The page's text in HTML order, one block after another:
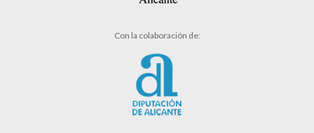
Con la colaboración de: